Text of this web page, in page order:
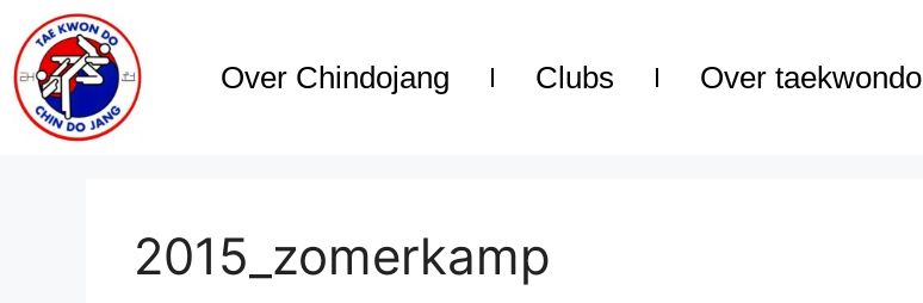
Over Chindojang Clubs Over taekwondo
2015_zomerkamp